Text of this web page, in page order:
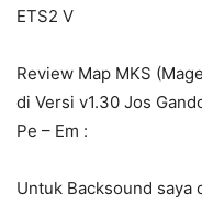
ETS2 V
Review Map MKS
di Versi v1.30 Jos
Pe – Em :
Untuk Backsound saya